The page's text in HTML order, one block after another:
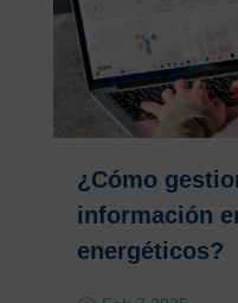
¿Cómo
información
energéticos?